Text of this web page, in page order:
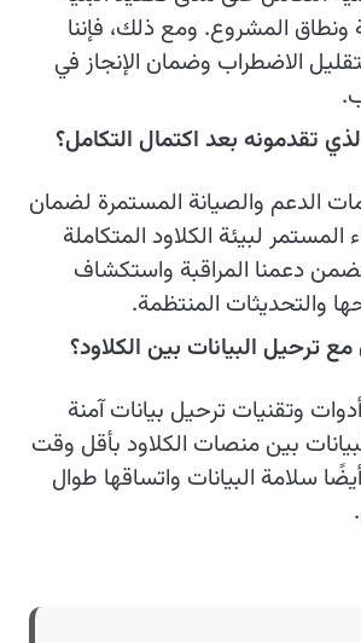
ونطاق المشروع. ومع ذلك، فإننا
الاضطراب وضمان الإنجاز في
تقدمونه بعد اكتمال التكامل؟
الدعم والصيانة المستمرة لضمان
المستمر لبيئة الكلاود المتكاملة
دعمنا المراقبة واستكشاف
والتحديثات المنتظمة.
ترحيل البيانات بين الكلاود؟
وتقنيات ترحيل بيانات آمنة
بين منصات الكلاود بأقل وقت
سلامة البيانات واتساقها طوال